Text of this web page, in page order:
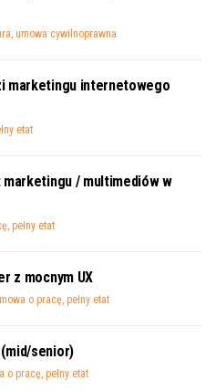
umowa cywilnoprawna
marketingu internetowego
etat
/ multimediów w
pełny etat
z mocnym UX
o pracę, pełny etat
senior)
o pracę, pełny etat